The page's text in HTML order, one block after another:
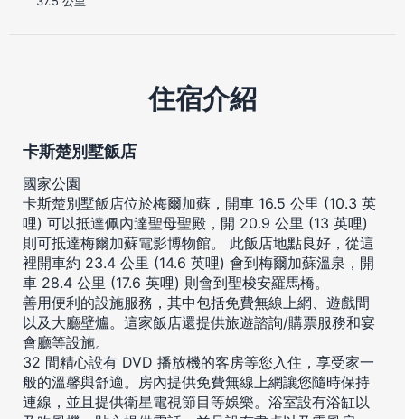
住宿介紹
卡斯楚別墅飯店
國家公園
卡斯楚別墅飯店位於梅爾加蘇，開車 16.5 公里 (10.3 英
哩) 可以抵達佩內達聖母聖殿，開 20.9 公里 (13 英哩)
則可抵達梅爾加蘇電影博物館。 此飯店地點良好，從這
裡開車約 23.4 公里 (14.6 英哩) 會到梅爾加蘇溫泉，開
車 28.4 公里 (17.6 英哩) 則會到聖梭安羅馬橋。
善用便利的設施服務，其中包括免費無線上網、遊戲間
以及大廳壁爐。這家飯店還提供旅遊諮詢/購票服務和宴
會廳等設施。
32 間精心設有 DVD 播放機的客房等您入住，享受家一
般的溫馨與舒適。房內提供免費無線上網讓您隨時保持
連線，並且提供衛星電視節目等娛樂。浴室設有浴缸以